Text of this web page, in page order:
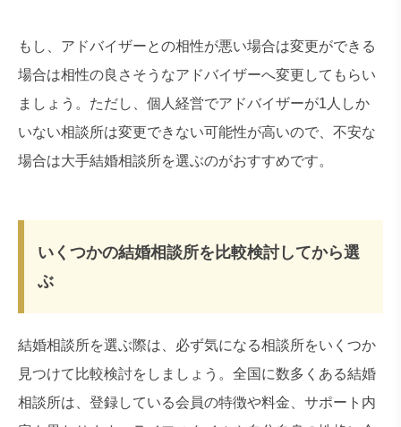
もし、アドバイザーとの相性が悪い場合は変更ができる
場合は相性の良さそうなアドバイザーへ変更してもらい
ましょう。ただし、個人経営でアドバイザーが1人しか
いない相談所は変更できない可能性が高いので、不安な
場合は大手結婚相談所を選ぶのがおすすめです。
いくつかの結婚相談所を比較検討してから選
ぶ
結婚相談所を選ぶ際は、必ず気になる相談所をいくつか
見つけて比較検討をしましょう。全国に数多くある結婚
相談所は、登録している会員の特徴や料金、サポート内